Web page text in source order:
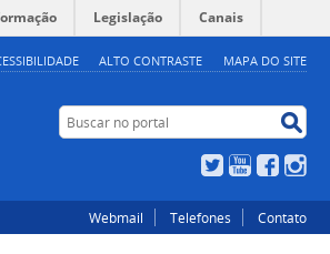
ALTO CONTRASTE MAPA DO SITE
Legislação Canais
Buscar no portal
TwitterYouTubeFacebook
Webmail Telefones Contato